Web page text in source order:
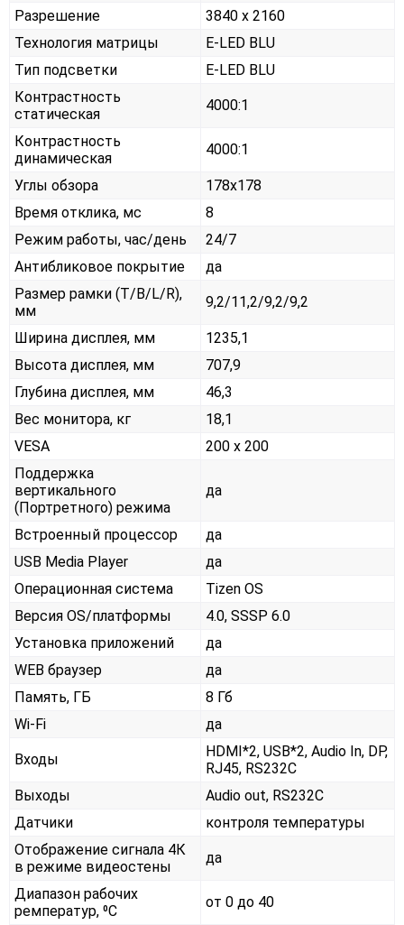
Разрешение
3840 x 2160
Технология матрицы
E-LED BLU
Тип подсветки
E-LED BLU
Контрастность
статическая
4000:1
Контрастность
динамическая
4000:1
Углы обзора
178x178
Время отклика, мс
8
Режим работы, час/день
24/7
Антибликовое покрытие
да
Размер рамки (T/B/L/R),
мм
9,2/11,2/9,2/9,2
Ширина дисплея, мм
1235,1
Высота дисплея, мм
707,9
Глубина дисплея, мм
46,3
Вес монитора, кг
18,1
VESA
200 x 200
Поддержка
вертикального
(Портретного) режима
да
Встроенный процессор
да
USB Media Player
да
Операционная система
Tizen OS
Версия OS/платформы
4.0, SSSP 6.0
Установка приложений
да
WEB браузер
да
Память, ГБ
8 Гб
Wi-Fi
да
Входы
HDMI*2, USB*2, Audio In, DP,
RJ45, RS232С
Выходы
Audio out, RS232С
Датчики
контроля температуры
Отображение сигнала 4К
в режиме видеостены
да
Диапазон рабочих
ремператур, ⁰С
от 0 до 40